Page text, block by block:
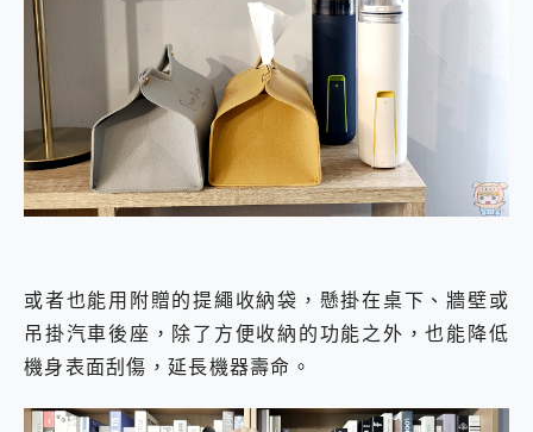
或者也能用附贈的提繩收納袋，懸掛在桌下、牆壁或
吊掛汽車後座，除了方便收納的功能之外，也能降低
機身表面刮傷，延長機器壽命。